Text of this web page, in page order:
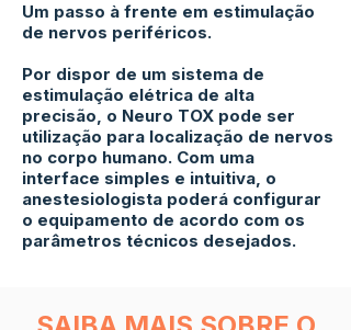
Um passo à frente em estimulação
de nervos periféricos.
Por dispor de um sistema de
estimulação elétrica de alta
precisão, o Neuro TOX pode ser
utilização para localização de nervos
no corpo humano. Com uma
interface simples e intuitiva, o
anestesiologista poderá configurar
o equipamento de acordo com os
parâmetros técnicos desejados.